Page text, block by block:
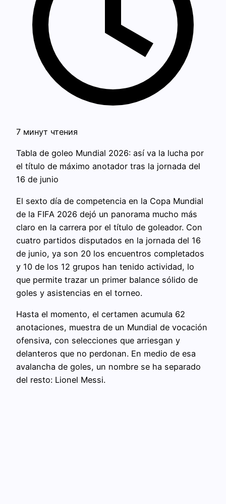
7 минут чтения
Tabla de goleo Mundial 2026: así va la lucha por
el título de máximo anotador tras la jornada del
16 de junio
El sexto día de competencia en la Copa Mundial
de la FIFA 2026 dejó un panorama mucho más
claro en la carrera por el título de goleador. Con
cuatro partidos disputados en la jornada del 16
de junio, ya son 20 los encuentros completados
y 10 de los 12 grupos han tenido actividad, lo
que permite trazar un primer balance sólido de
goles y asistencias en el torneo.
Hasta el momento, el certamen acumula 62
anotaciones, muestra de un Mundial de vocación
ofensiva, con selecciones que arriesgan y
delanteros que no perdonan. En medio de esa
avalancha de goles, un nombre se ha separado
del resto: Lionel Messi.